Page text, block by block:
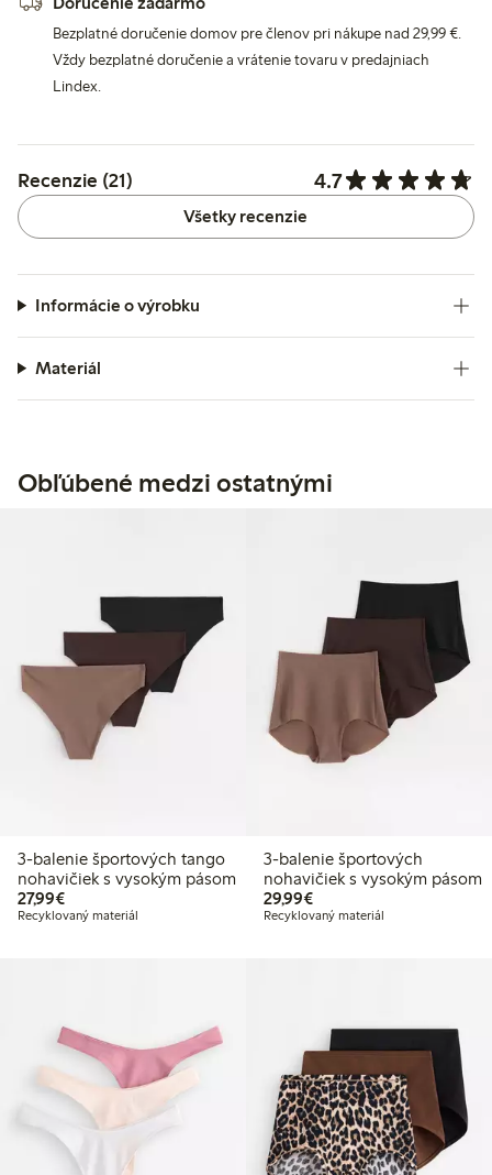
Bezplatné doručenie domov pre členov pri nákupe nad 29,99 €.
Vždy bezplatné doručenie a vrátenie tovaru v predajniach
Lindex.
Recenzie (21) 4.7
Všetky recenzie
Informácie o výrobku
Materiál
Obľúbené medzi ostatnými
3-balenie športových tango
nohavičiek s vysokým pásom
27,99€27,99 €
Recyklovaný materiál
3-balenie športových
nohavičiek s vysokým pásom
29,99€29,99 €
Recyklovaný materiál